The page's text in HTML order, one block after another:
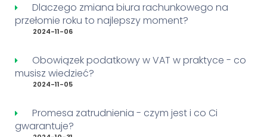
Dlaczego zmiana biura rachunkowego na
przełomie roku to najlepszy moment?
2024-11-06
Obowiązek podatkowy w VAT w praktyce - co
musisz wiedzieć?
2024-11-05
Promesa zatrudnienia - czym jest i co Ci
gwarantuje?